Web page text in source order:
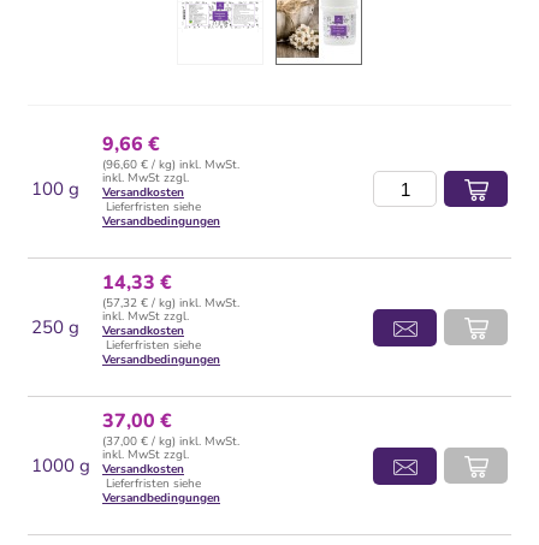
100 g
9,66 €
(96,60 € / kg) inkl. MwSt.
inkl. MwSt zzgl.
Versandkosten
Lieferfristen siehe
Versandbedingungen
250 g
14,33 €
(57,32 € / kg) inkl. MwSt.
inkl. MwSt zzgl.
Versandkosten
Lieferfristen siehe
Versandbedingungen
1000 g
37,00 €
(37,00 € / kg) inkl. MwSt.
inkl. MwSt zzgl.
Versandkosten
Lieferfristen siehe
Versandbedingungen